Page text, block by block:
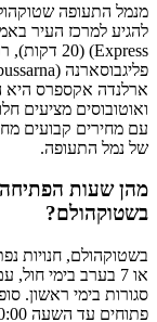
ארלנדה אקספרס היא
ואוטובוסים מציעים
עם מחירים קבועים
של נמל התעופה.
מהן שעות הפתיחה
בשטוקהולם?
או 7 בערב בימי
סגורות בימי ראשון.